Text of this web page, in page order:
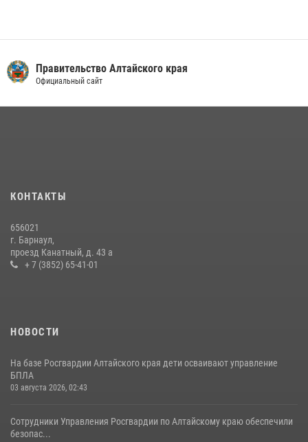
Правительство Алтайского края
Официальный сайт
КОНТАКТЫ
656021
г. Барнаул,
проезд Канатный, д. 43 а
+ 7 (3852) 65-41-01
НОВОСТИ
На базе Росгвардии Алтайского края дети осваивают управление
БПЛА
03 августа 2026, 02:43
Сотрудники Управления Росгвардии по Алтайскому краю обеспечили
безопас...